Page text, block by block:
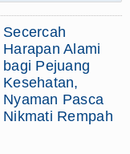
Secercah
Harapan Alami
bagi Pejuang
Kesehatan,
Nyaman Pasca
Nikmati Rempah